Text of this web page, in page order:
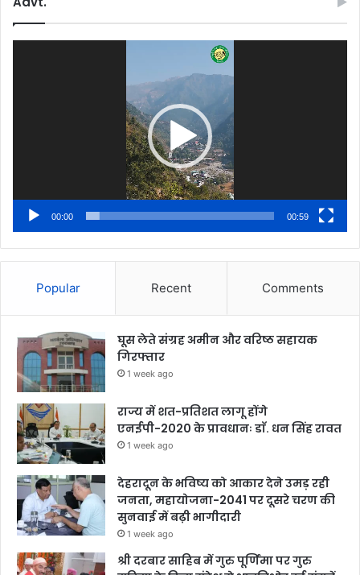
00:00 00:59
Popular Recent Comments
घूस लेते संग्रह अमीन और वरिष्ठ सहायक
गिरफ्तार
1 week ago
राज्य में शत-प्रतिशत लागू होंगे
एनईपी-2020 के प्रावधानः डाॅ. धन सिंह रावत
1 week ago
देहरादून के भविष्य को आकार देने उमड़ रही
जनता, महायोजना-2041 पर दूसरे चरण की
सुनवाई में बढ़ी भागीदारी
1 week ago
श्री दरबार साहिब में गुरु पूर्णिमा पर गुरु